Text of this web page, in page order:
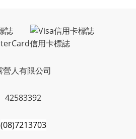
營人有限公司
42583392
(08)7213703